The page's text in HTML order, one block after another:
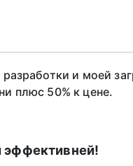
и моей
плюс 50% к цене.
эффективней!